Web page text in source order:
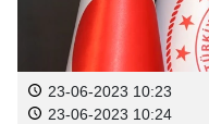
23-06-2023 10:23
23-06-2023 10:24